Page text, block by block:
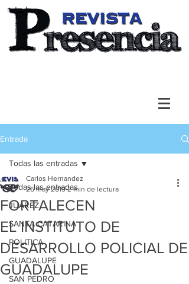
Entrada
Todas las entradas
JUAREZ
SANTA CATARINA
POLITICA
GUADALUPE
SAN PEDRO
Todas las entradas
FORTALECEN
EL INSTITUTO DE
DESARROLLO POLICIAL DE
GUADALUPE​
Carlos Hernandez
26 may 2019 2 min de lectura